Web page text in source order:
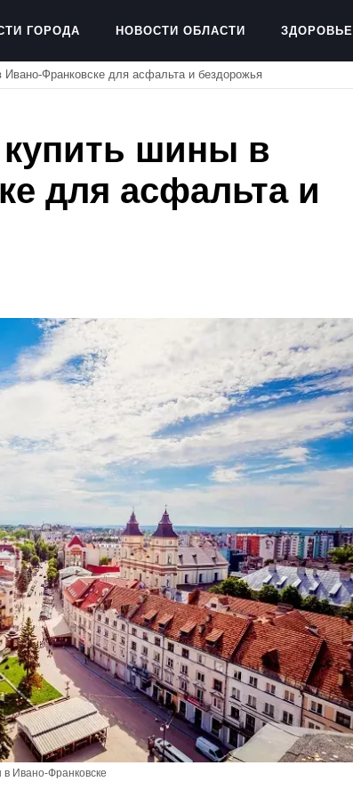
ГОРОДА НОВОСТИ ОБЛАСТИ ЗДОРОВЬЕ
Ивано-Франковске для асфальта и бездорожья
купить шины в
для асфальта и
Ивано-Франковске